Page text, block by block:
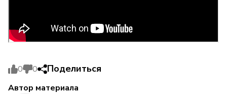
0 0 Поделиться
Автор материала